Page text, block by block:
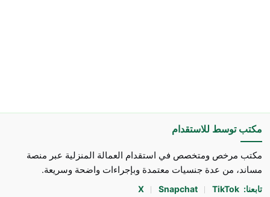
مكتب توسط للاستقدام
مكتب مرخص ومتخصص في استقدام العمالة المنزلية عبر منصة
مساند، من عدة جنسيات معتمدة وبإجراءات واضحة وسريعة.
تابعنا: X Snapchat TikTok